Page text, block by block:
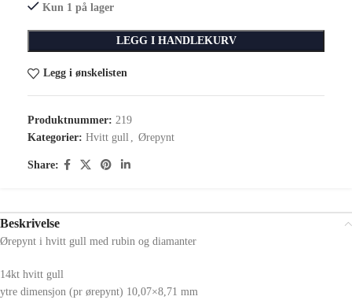
Kun 1 på lager
LEGG I HANDLEKURV
Legg i ønskelisten
Produktnummer: 219
Kategorier: Hvitt gull Ørepynt
Share:
Beskrivelse
Ørepynt i hvitt gull med rubin og diamanter
14kt hvitt gull
ytre dimensjon (pr ørepynt) 10,07×8,71 mm